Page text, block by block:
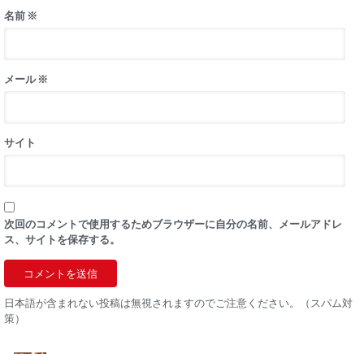
名前 ※
メール※
サイト
次回のコメントで使用するためブラウザーに自分の名前、メールアドレ
ス、サイトを保存する。
日本語が含まれない投稿は無視されますのでご注意ください。（スパム対
策）